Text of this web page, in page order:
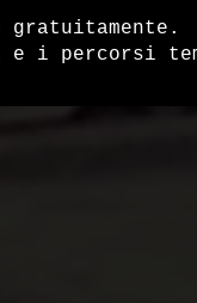
e i percorsi